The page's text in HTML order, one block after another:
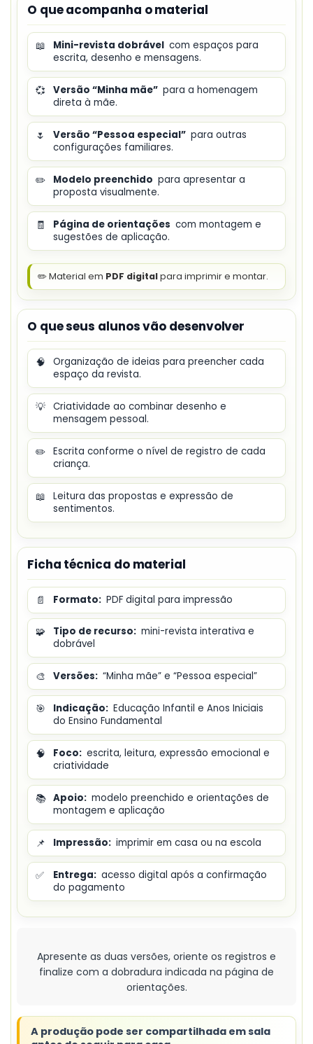
O que acompanha o material
📖 Mini-revista dobrável com espaços para
escrita, desenho e mensagens.
💞 Versão “Minha mãe” para a homenagem
direta à mãe.
🌷 Versão “Pessoa especial” para outras
configurações familiares.
✏️ Modelo preenchido para apresentar a
proposta visualmente.
🧾 Página de orientações com montagem e
sugestões de aplicação.
✏️ Material em PDF digitalpara imprimir e montar.
O que seus alunos vão desenvolver
🧠
Organização de ideias para preencher cada
espaço da revista.
💡 Criatividade ao combinar desenho e
mensagem pessoal.
✏️ Escrita conforme o nível de registro de cada
criança.
📖
Leitura das propostas e expressão de
sentimentos.
Ficha técnica do material
📄 Formato: PDF digital para impressão
🧩 Tipo de recurso: mini-revista interativa e
dobrável
🎨 Versões: “Minha mãe” e “Pessoa especial”
🎯 Indicação: Educação Infantil e Anos Iniciais
do Ensino Fundamental
🧠 Foco: escrita, leitura, expressão emocional e
criatividade
📚 Apoio: modelo preenchido e orientações de
montagem e aplicação
📌 Impressão: imprimir em casa ou na escola
✅ Entrega: acesso digital após a confirmação
do pagamento
Apresente as duas versões, oriente os registros e
finalize com a dobradura indicada na página de
orientações.
A produção pode ser compartilhada em sala